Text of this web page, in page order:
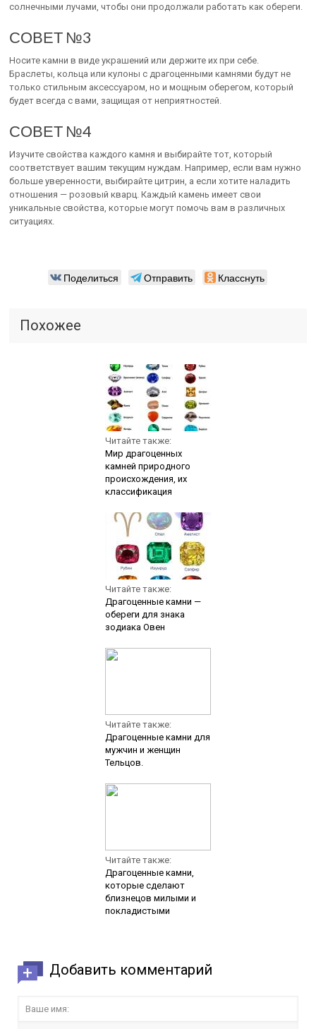
солнечными лучами, чтобы они продолжали работать как обереги.
СОВЕТ №3
Носите камни в виде украшений или держите их при себе.
Браслеты, кольца или кулоны с драгоценными камнями будут не
только стильным аксессуаром, но и мощным оберегом, который
будет всегда с вами, защищая от неприятностей.
СОВЕТ №4
Изучите свойства каждого камня и выбирайте тот, который
соответствует вашим текущим нуждам. Например, если вам нужно
больше уверенности, выбирайте цитрин, а если хотите наладить
отношения — розовый кварц. Каждый камень имеет свои
уникальные свойства, которые могут помочь вам в различных
ситуациях.
Поделиться Отправить Класснуть
Похожее
Читайте также:
Мир драгоценных
камней природного
происхождения, их
классификация
Читайте также:
Драгоценные камни —
обереги для знака
зодиака Овен
Читайте также:
Драгоценные камни для
мужчин и женщин
Тельцов.
Читайте также:
Драгоценные камни,
которые сделают
близнецов милыми и
покладистыми
Добавить комментарий